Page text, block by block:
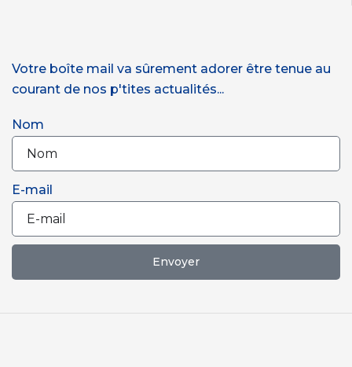
Votre boîte mail va sûrement adorer être tenue au
courant de nos p'tites actualités...
Nom
E-mail
Envoyer